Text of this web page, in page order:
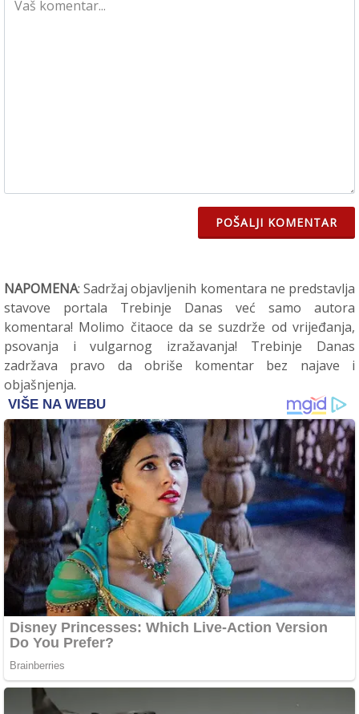
POŠALJI KOMENTAR
NAPOMENA: Sadržaj objavljenih komentara ne predstavlja
stavove portala Trebinje Danas već samo autora
komentara! Molimo čitaoce da se suzdrže od vrijeđanja,
psovanja i vulgarnog izražavanja! Trebinje Danas
zadržava pravo da obriše komentar bez najave i
objašnjenja.